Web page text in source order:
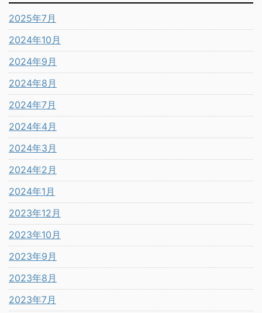
2025年7月
2024年10月
2024年9月
2024年8月
2024年7月
2024年4月
2024年3月
2024年2月
2024年1月
2023年12月
2023年10月
2023年9月
2023年8月
2023年7月